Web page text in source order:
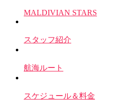
MALDIVIAN STARS
スタッフ紹介
航海ルート
スケジュール＆料金